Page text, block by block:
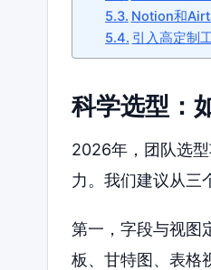
Notion和
引入高定制
科学选型：
2026年，团队选
力。我们建议从三
第一，字段与视图
板、甘特图、表格